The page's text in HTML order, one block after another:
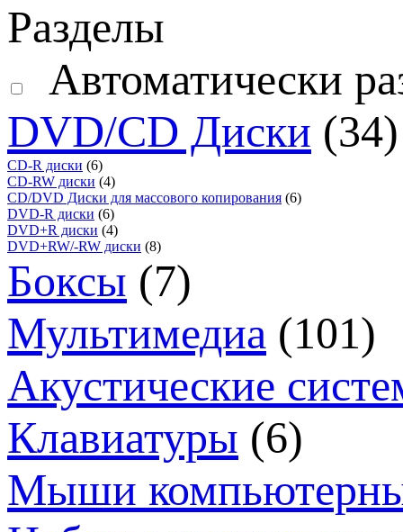
Разделы
Автоматически
DVD/CD Диски (34)
CD-R диски (6)
CD-RW диски (4)
CD/DVD Диски для массового копирования (6)
DVD-R диски (6)
DVD+R диски (4)
DVD+RW/-RW диски (8)
Боксы (7)
Мультимедиа (101)
Акустические
Клавиатуры (6)
Мыши